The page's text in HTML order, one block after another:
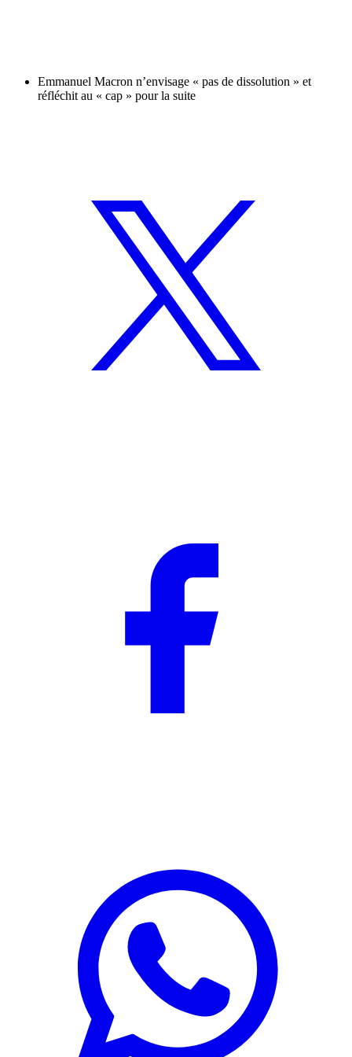
Emmanuel Macron n’envisage « pas de dissolution » et
réfléchit au « cap » pour la suite